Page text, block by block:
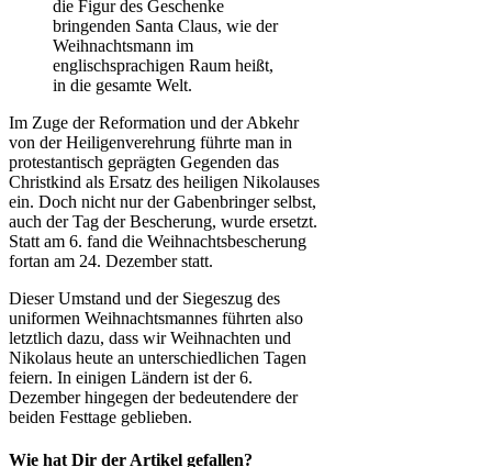
die Figur des Geschenke
bringenden Santa Claus, wie der
Weihnachtsmann im
englischsprachigen Raum heißt,
in die gesamte Welt.
Im Zuge der Reformation und der Abkehr
von der Heiligenverehrung führte man in
protestantisch geprägten Gegenden das
Christkind als Ersatz des heiligen Nikolauses
ein. Doch nicht nur der Gabenbringer selbst,
auch der Tag der Bescherung, wurde ersetzt.
Statt am 6. fand die Weihnachtsbescherung
fortan am 24. Dezember statt.
Dieser Umstand und der Siegeszug des
uniformen Weihnachtsmannes führten also
letztlich dazu, dass wir Weihnachten und
Nikolaus heute an unterschiedlichen Tagen
feiern. In einigen Ländern ist der 6.
Dezember hingegen der bedeutendere der
beiden Festtage geblieben.
Wie hat Dir der Artikel gefallen?